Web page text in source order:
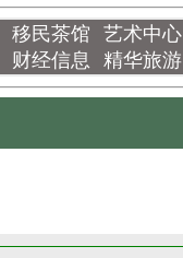
移民茶馆 艺术中心
财经信息 精华旅游